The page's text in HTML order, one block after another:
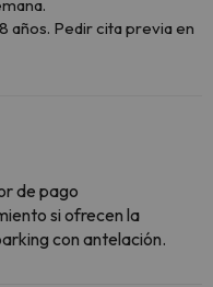
años. Pedir cita previa en
de pago
si ofrecen la
con antelación.